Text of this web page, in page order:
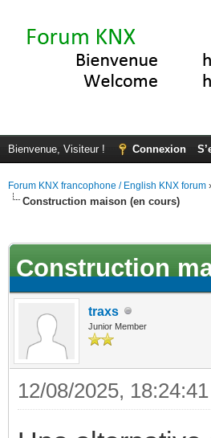
Bienvenue, Visiteur ! Connexion
Forum KNX francophone / English KNX forum ›
Construction maison (en cours)
Construction
traxs
Junior Member
12/08/2025, 18:24:41